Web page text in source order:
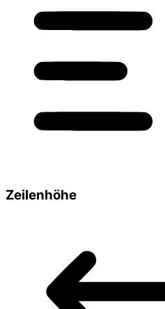
Zeilenhöhe